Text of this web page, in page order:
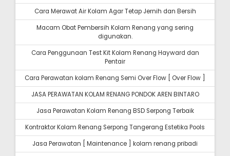
Cara Merawat Air Kolam Agar Tetap Jernih dan Bersih
Macam Obat Pembersih Kolam Renang yang sering
digunakan.
Cara Penggunaan Test Kit Kolam Renang Hayward dan
Pentair
Cara Perawatan kolam Renang Semi Over Flow [ Over Flow ]
JASA PERAWATAN KOLAM RENANG PONDOK AREN BINTARO
Jasa Perawatan Kolam Renang BSD Serpong Terbaik
Kontraktor Kolam Renang Serpong Tangerang Estetika Pools
Jasa Perawatan [ Maintenance ] kolam renang pribadi